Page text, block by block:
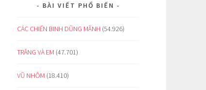
BÀI VIẾT PHỔ BIẾN
CÁC CHIẾN BINH DŨNG MÃNH (54.926)
TRĂNG VÀ EM (47.701)
VŨ NHÔM (18.410)